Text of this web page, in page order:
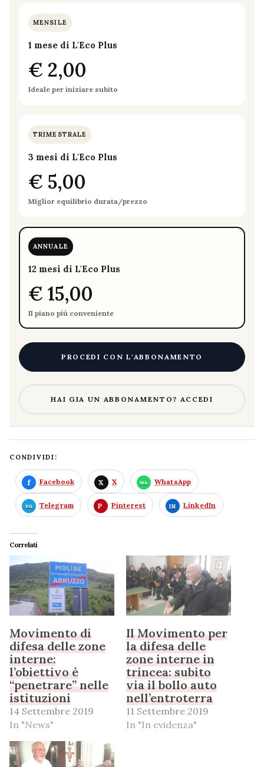
MENSILE
1 mese di L'Eco Plus
€ 2,00
Ideale per iniziare subito
TRIMESTRALE
3 mesi di L'Eco Plus
€ 5,00
Miglior equilibrio durata/prezzo
ANNUALE
12 mesi di L'Eco Plus
€ 15,00
Il piano più conveniente
PROCEDI CON L'ABBONAMENTO
HAI GIA UN ABBONAMENTO? ACCEDI
CONDIVIDI:
Facebook X WhatsApp
Telegram Pinterest LinkedIn
Correlati
Movimento di
difesa delle zone
interne:
l’obiettivo è
“penetrare” nelle
istituzioni
14 Settembre 2019
In "News"
Il Movimento per
la difesa delle
zone interne in
trincea: subito
via il bollo auto
nell’entroterra
11 Settembre 2019
In "In evidenza"